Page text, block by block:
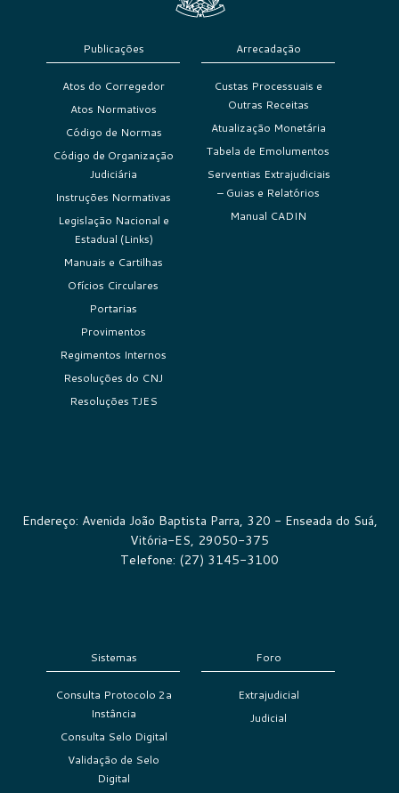
Publicações
Atos do Corregedor
Atos Normativos
Código de Normas
Código de Organização
Judiciária
Instruções Normativas
Legislação Nacional e
Estadual (Links)
Manuais e Cartilhas
Ofícios Circulares
Portarias
Provimentos
Regimentos Internos
Resoluções do CNJ
Resoluções TJES
Arrecadação
Custas Processuais e
Outras Receitas
Atualização Monetária
Tabela de Emolumentos
Serventias Extrajudiciais
– Guias e Relatórios
Manual CADIN
Endereço: Avenida João Baptista Parra, 320 - Enseada do Suá,
Vitória-ES, 29050-375
Telefone: (27) 3145-3100
Sistemas
Consulta Protocolo 2a
Instância
Consulta Selo Digital
Validação de Selo
Digital
Foro
Extrajudicial
Judicial